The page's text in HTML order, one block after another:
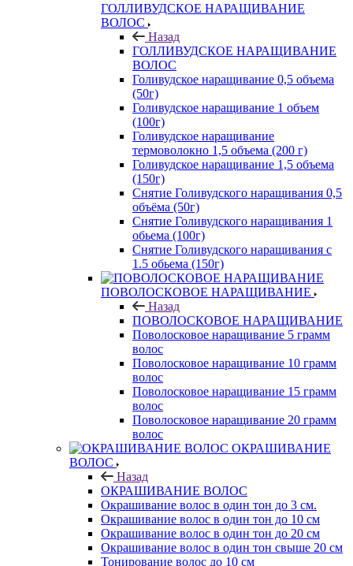
ГОЛЛИВУДСКОЕ НАРАЩИВАНИЕ
ВОЛОС
Назад
ГОЛЛИВУДСКОЕ НАРАЩИВАНИЕ
ВОЛОС
Голивудское наращивание 0,5 объема
(50г)
Голивудское наращивание 1 объем
(100г)
Голивудское наращивание
термоволокно 1,5 объема (200 г)
Голивудское наращивание 1,5 объема
(150г)
Снятие Голивудского наращивания 0,5
объёма (50г)
Снятие Голивудского наращивания 1
обьема (100г)
Снятие Голивудского наращивания с
1.5 обьема (150г)
ПОВОЛОСКОВОЕ НАРАЩИВАНИЕ
Назад
ПОВОЛОСКОВОЕ НАРАЩИВАНИЕ
Поволосковое наращивание 5 грамм
волос
Поволосковое наращивание 10 грамм
волос
Поволосковое наращивание 15 грамм
волос
Поволосковое наращивание 20 грамм
волос
ОКРАШИВАНИЕ
ВОЛОС
Назад
ОКРАШИВАНИЕ ВОЛОС
Окрашивание волос в один тон до 3 см.
Окрашивание волос в один тон до 10 см
Окрашивание волос в один тон до 20 см
Окрашивание волос в один тон свыше 20 см
Тонирование волос до 10 см